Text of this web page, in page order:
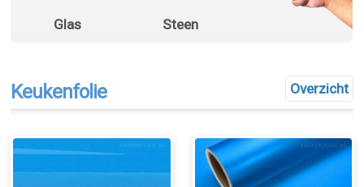
Glas Steen
Overzicht
Keukenfolie